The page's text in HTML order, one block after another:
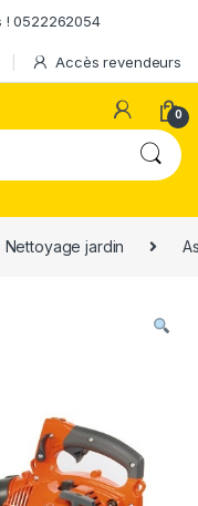
! 0522262054
Accès revendeurs
0
Nettoyage jardin